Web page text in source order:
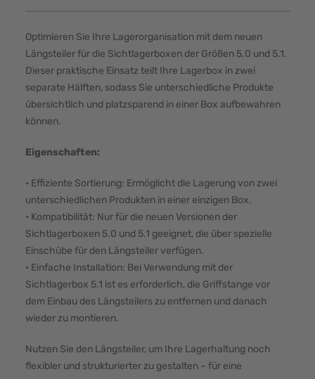
Optimieren Sie Ihre Lagerorganisation mit dem neuen
Längsteiler für die Sichtlagerboxen der Größen 5.0 und 5.1.
Dieser praktische Einsatz teilt Ihre Lagerbox in zwei
separate Hälften, sodass Sie unterschiedliche Produkte
übersichtlich und platzsparend in einer Box aufbewahren
können.
Eigenschaften:
• Effiziente Sortierung: Ermöglicht die Lagerung von zwei
unterschiedlichen Produkten in einer einzigen Box.
• Kompatibilität: Nur für die neuen Versionen der
Sichtlagerboxen 5.0 und 5.1 geeignet, die über spezielle
Einschübe für den Längsteiler verfügen.
• Einfache Installation: Bei Verwendung mit der
Sichtlagerbox 5.1 ist es erforderlich, die Griffstange vor
dem Einbau des Längsteilers zu entfernen und danach
wieder zu montieren.
Nutzen Sie den Längsteiler, um Ihre Lagerhaltung noch
flexibler und strukturierter zu gestalten – für eine